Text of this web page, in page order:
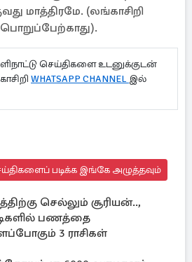
மாத்திரமே. (லங்காசிறி
செய்திகளை உடனுக்குடன்
WHATSAPP CHANNEL இல்
படிக்க இங்கே அழுத்தவும்
செல்லும் சூரியன்..,
பணத்தை
3 ராசிகள்